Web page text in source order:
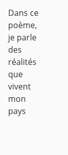
Dans ce
poème,
je parle
des
réalités
que
vivent
mon
pays